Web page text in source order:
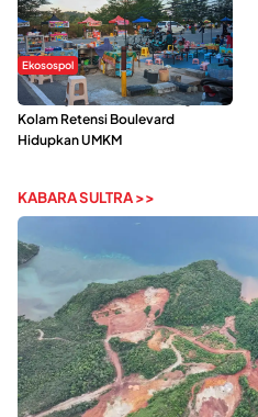
Ekosospol
Ramainya Aktivitas Olahraga di
Kolam Retensi Boulevard
Hidupkan UMKM
KABARA SULTRA >>